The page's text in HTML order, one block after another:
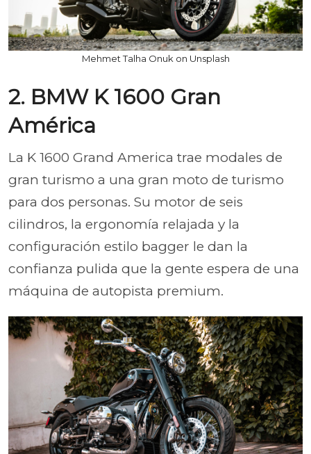
Mehmet Talha Onuk on Unsplash
2. BMW K 1600 Gran
América
La K 1600 Grand America trae modales de
gran turismo a una gran moto de turismo
para dos personas. Su motor de seis
cilindros, la ergonomía relajada y la
configuración estilo bagger le dan la
confianza pulida que la gente espera de una
máquina de autopista premium.